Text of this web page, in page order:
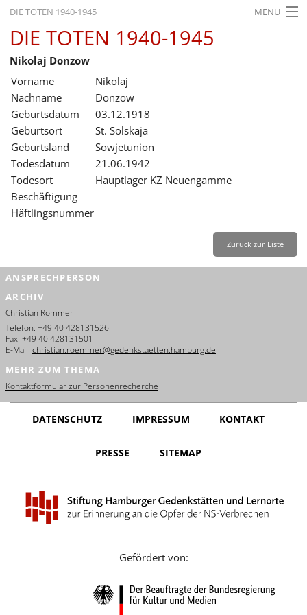
DIE TOTEN 1940-1945 MENU
STARTSEITE
AKTUELLES
AUSSTELLUNGEN
GESCHICHTE
BILDUNG
FORSCHUNG
SERVICE
Français
Dansk
Español
Nederlands
Português
Русский
Leichte Sprache
DIE TOTEN 1940-1945
Nikolaj Donzow
Vorname
Nikolaj
Nachname
Donzow
Geburtsdatum
03.12.1918
Geburtsort
St. Solskaja
Geburtsland
Sowjetunion
Todesdatum
21.06.1942
Todesort
Hauptlager KZ Neuengamme
Beschäftigung
Häftlingsnummer
Zurück zur Liste
ANSPRECHPERSON
ARCHIV
Christian Römmer
Telefon: +49 40 428131526
Fax: +49 40 428131501
E-Mail: christian.roemmer@gedenkstaetten.hamburg.de
MEHR ZUM THEMA
Kontaktformular zur Personenrecherche
DATENSCHUTZ IMPRESSUM KONTAKT
PRESSE SITEMAP
Gefördert von: